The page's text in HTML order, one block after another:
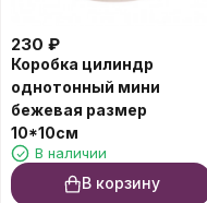
230 ₽
Коробка цилиндр
однотонный мини
бежевая размер
10*10см
В наличии
В корзину